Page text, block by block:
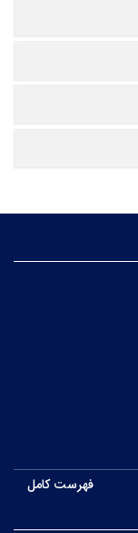
فهرست کامل